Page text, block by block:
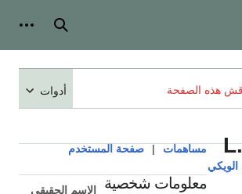
بحث
هذه الصفحة أدوات
مساهمات |
صفحة المستخدم
معلومات شخصية
الاسم الحقيقي